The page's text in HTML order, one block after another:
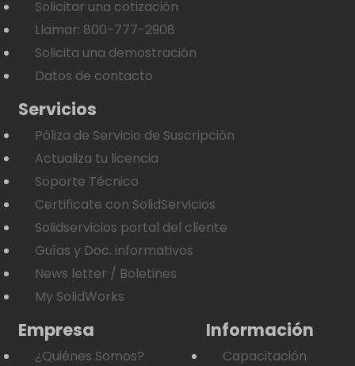
Solicitar una cotización
Llamar: 800-777-2908
Solicita una demostración
Datos de contacto
Servicios
Póliza de Servicio de Suscripción
Actualiza tu licencia
Soporte Técnico
Certificate con SolidServicios
Solidservicios portal del cliente
Guías y Doc. informativos
News letter / Boletines
My SolidWorks
Empresa
¿Quiénes Somos?
Información
Capacitación